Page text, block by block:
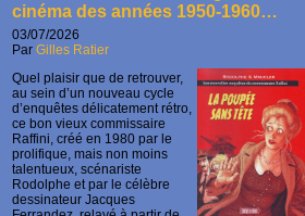
cinéma des années 1950-1960…
03/07/2026
Par Gilles Ratier
Quel plaisir que de retrouver,
au sein d’un nouveau cycle
d’enquêtes délicatement rétro,
ce bon vieux commissaire
Raffini, créé en 1980 par le
prolifique, mais non moins
talentueux, scénariste
Rodolphe et par le célèbre
dessinateur Jacques